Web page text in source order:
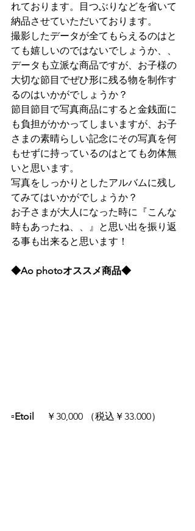
れております。目つぶりなどを省いて
納品させていただいております。
撮影したデータが全てもらえるのはと
ても嬉しいのではないでしょうか、、
データも立派な商品ですが、お子様の
大切な節目でぜひ形に残る物を制作す
るのはいかがでしょうか？
節目節目で写真商品にすると金銭面に
も負担がかかってしまいますが、お子
さまの素晴らしい記念にその写真を何
もせずに持っているのはとても勿体無
いと思います。
写真をしっかりとしたアルバムに残し
てみてはいかがでしょうか？
お子さまが大人になった時に『こんな
時もあったね、、』と思い出を振り返
る事も出来ると思います！
◆Ao photoオススメ商品◆
▫️Etoil ￥30,000 （税込￥33.000）